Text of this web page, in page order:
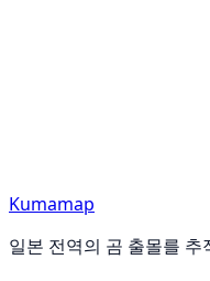
Kumamap
일본 전역의 곰 출몰를